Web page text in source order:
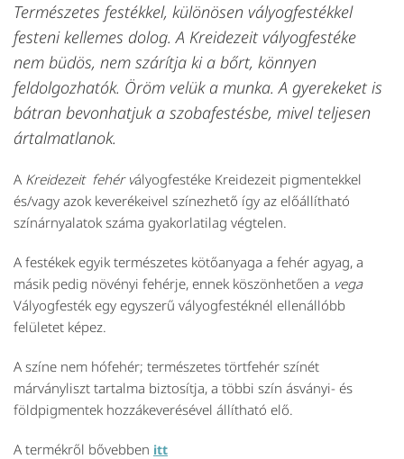
Természetes festékkel, különösen vályogfestékkel
festeni kellemes dolog. A Kreidezeit vályogfestéke
nem büdös, nem szárítja ki a bőrt, könnyen
feldolgozhatók. Öröm velük a munka. A gyerekeket is
bátran bevonhatjuk a szobafestésbe, mivel teljesen
ártalmatlanok.
A Kreidezeit fehér vályogfestéke Kreidezeit pigmentekkel
és/vagy azok keverékeivel színezhető így az előállítható
színárnyalatok száma gyakorlatilag végtelen.
A festékek egyik természetes kötőanyaga a fehér agyag, a
másik pedig növényi fehérje, ennek köszönhetően a vega
Vályogfesték egy egyszerű vályogfestéknél ellenállóbb
felületet képez.
A színe nem hófehér; természetes törtfehér színét
márványliszt tartalma biztosítja, a többi szín ásványi- és
földpigmentek hozzákeverésével állítható elő.
A termékről bővebben itt